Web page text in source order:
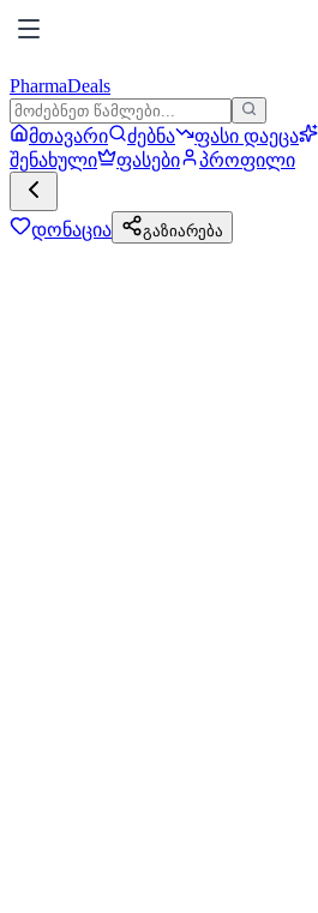
PharmaDeals
მთავარი ძებნა ფასი დაეცა
შენახული
ფასები პროფილი
დონაცია გაზიარება